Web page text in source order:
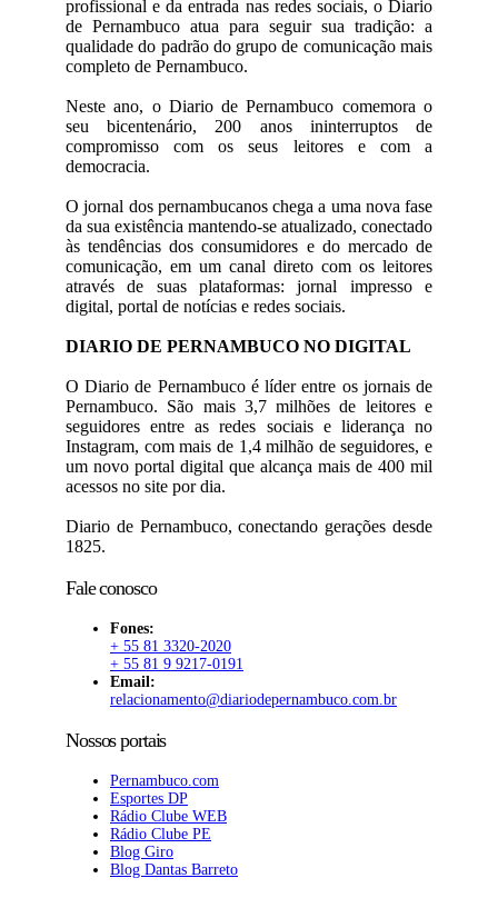
profissional e da entrada nas redes sociais, o Diario
de Pernambuco atua para seguir sua tradição: a
qualidade do padrão do grupo de comunicação mais
completo de Pernambuco.
Neste ano, o Diario de Pernambuco comemora o
seu bicentenário, 200 anos ininterruptos de
compromisso com os seus leitores e com a
democracia.
O jornal dos pernambucanos chega a uma nova fase
da sua existência mantendo-se atualizado, conectado
às tendências dos consumidores e do mercado de
comunicação, em um canal direto com os leitores
através de suas plataformas: jornal impresso e
digital, portal de notícias e redes sociais.
DIARIO DE PERNAMBUCO NO DIGITAL
O Diario de Pernambuco é líder entre os jornais de
Pernambuco. São mais 3,7 milhões de leitores e
seguidores entre as redes sociais e liderança no
Instagram, com mais de 1,4 milhão de seguidores, e
um novo portal digital que alcança mais de 400 mil
acessos no site por dia.
Diario de Pernambuco, conectando gerações desde
1825.
Fale conosco
Fones:
+ 55 81 3320-2020
+ 55 81 9 9217-0191
Email:
relacionamento@diariodepernambuco.com.br
Nossos portais
Pernambuco.com
Esportes DP
Rádio Clube WEB
Rádio Clube PE
Blog Giro
Blog Dantas Barreto